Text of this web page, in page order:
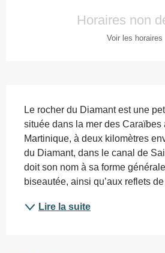
Horaires non
Voir les horaires
Le rocher du Diamant est une
située dans la mer des Caraïbes
Martinique, à deux kilomètres
du Diamant, dans le canal de
doit son nom à sa forme
biseautée, ainsi qu’aux reflets
Lire la suite